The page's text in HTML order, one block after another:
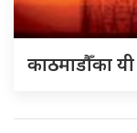
काठमाडौँका यी